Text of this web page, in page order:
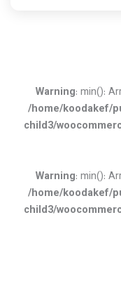
Warning: min():
/home/koodakef/
child3/
Warning: min():
/home/koodakef/
child3/